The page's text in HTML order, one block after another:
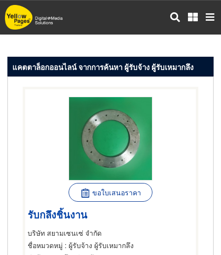
ข้าม
ไป
หลัก
แคตตาล็อกออนไลน์ จากการค้นหา ผู้รับจ้าง ผู้รับเหมากลึง
ขอใบเสนอราคา
รับกลึงชิ้นงาน
บริษัท สยามเซนเซ่ จำกัด
ชื่อหมวดหมู่ : ผู้รับจ้าง ผู้รับเหมากลึง